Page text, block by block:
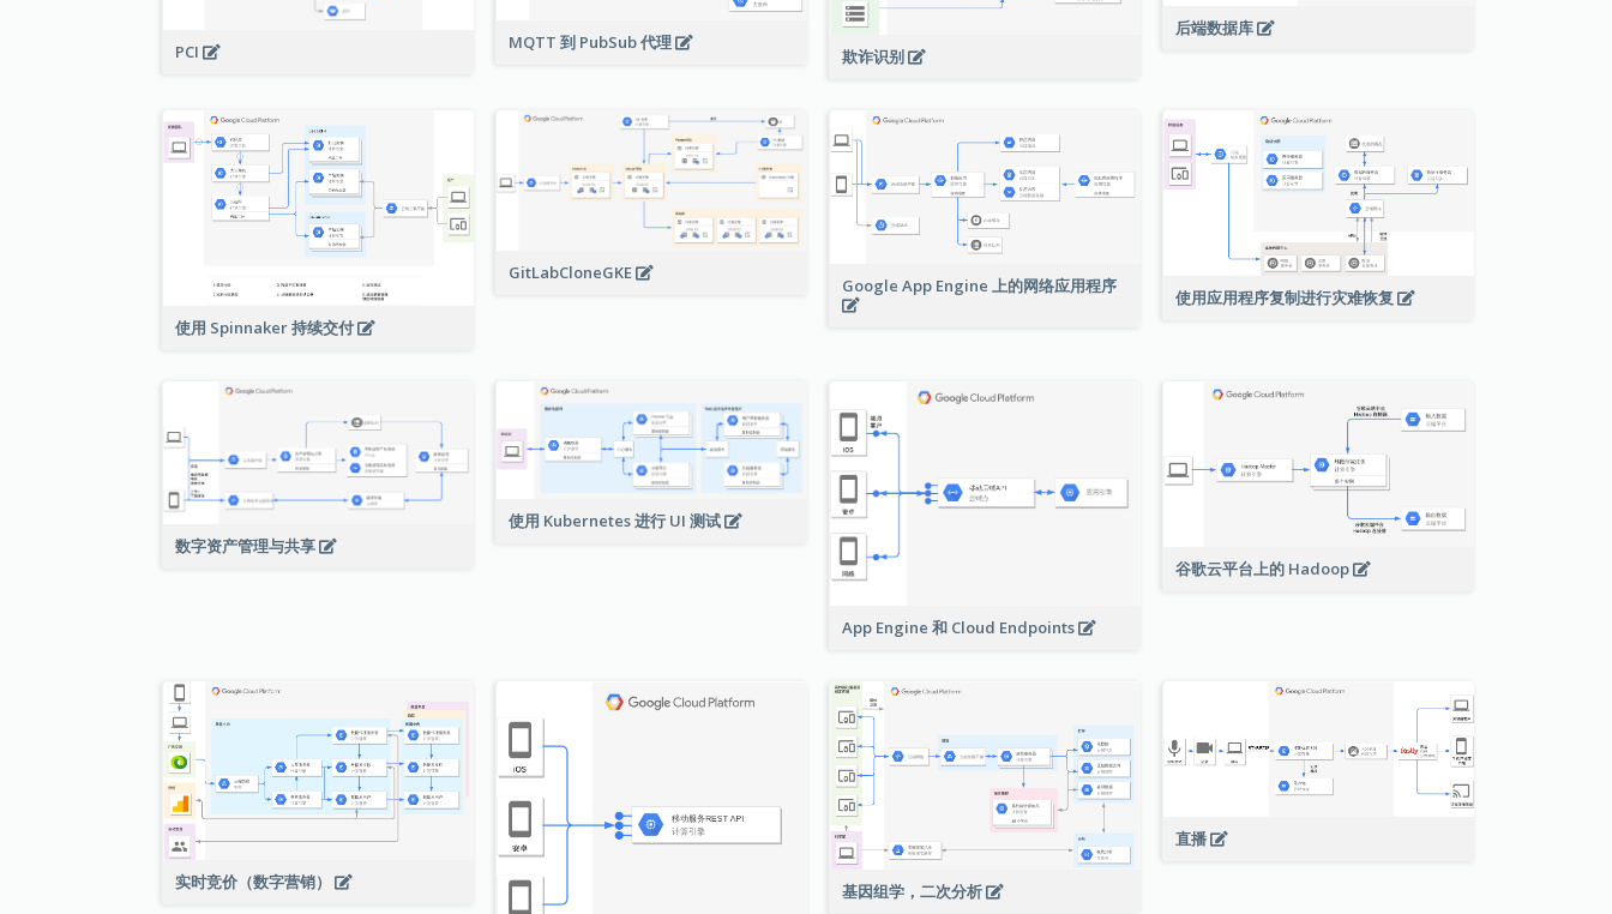
PCI MQTT 到 PubSub 代理
欺诈识别
后端数据库
使用 Spinnaker 持续交付
GitLabCloneGKE
Google App Engine 上的网络应用程序
使用应用程序复制进行灾难恢复
数字资产管理与共享
使用 Kubernetes 进行 UI 测试
App Engine 和 Cloud Endpoints
谷歌云平台上的 Hadoop
实时竞价（数字营销） 基因组学，二次分析
直播